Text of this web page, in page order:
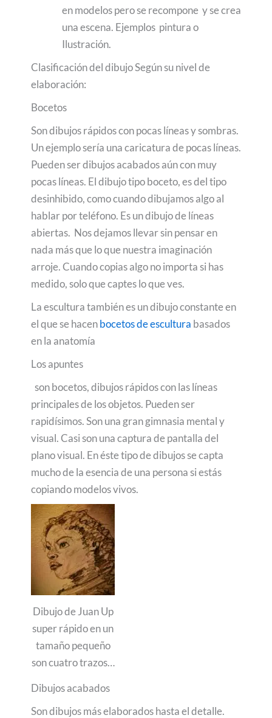
en modelos pero se recompone y se crea
una escena. Ejemplos pintura o
Ilustración.
Clasificación del dibujo Según su nivel de
elaboración:
Bocetos
Son dibujos rápidos con pocas líneas y sombras.
Un ejemplo sería una caricatura de pocas líneas.
Pueden ser dibujos acabados aún con muy
pocas líneas. El dibujo tipo boceto, es del tipo
desinhibido, como cuando dibujamos algo al
hablar por teléfono. Es un dibujo de líneas
abiertas. Nos dejamos llevar sin pensar en
nada más que lo que nuestra imaginación
arroje. Cuando copias algo no importa si has
medido, solo que captes lo que ves.
La escultura también es un dibujo constante en
el que se hacenbocetos de escultura basados
en la anatomía
Los apuntes
son bocetos, dibujos rápidos con las líneas
principales de los objetos. Pueden ser
rapidísimos. Son una gran gimnasia mental y
visual. Casi son una captura de pantalla del
plano visual. En éste tipo de dibujos se capta
mucho de la esencia de una persona si estás
copiando modelos vivos.
Dibujo de Juan Up
super rápido en un
tamaño pequeño
son cuatro trazos…
Dibujos acabados
Son dibujos más elaborados hasta el detalle.